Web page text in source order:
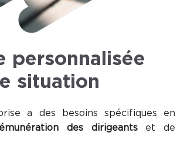
personnalisée
situation
a des besoins spécifiques en
des dirigeantset de